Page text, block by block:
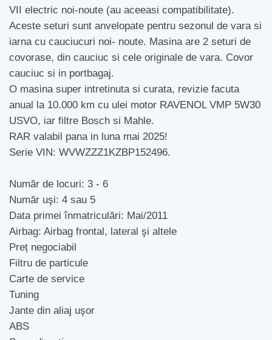
VII electric noi-noute (au aceeasi compatibilitate).
Aceste seturi sunt anvelopate pentru sezonul de vara si
iarna cu cauciucuri noi- noute. Masina are 2 seturi de
covorase, din cauciuc si cele originale de vara. Covor
cauciuc si in portbagaj.
O masina super intretinuta si curata, revizie facuta
anual la 10.000 km cu ulei motor RAVENOL VMP 5W30
USVO, iar filtre Bosch si Mahle.
RAR valabil pana in luna mai 2025!
Serie VIN: WVWZZZ1KZBP152496.
Număr de locuri: 3 - 6
Număr uşi: 4 sau 5
Data primei înmatriculări: Mai/2011
Airbag: Airbag frontal, lateral şi altele
Preț negociabil
Filtru de particule
Carte de service
Tuning
Jante din aliaj uşor
ABS